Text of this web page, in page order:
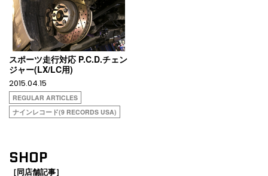
スポーツ走行対応 P.C.D.チェン
ジャー(LX/LC用)
2015.04.15
REGULAR ARTICLES
ナインレコード(9 RECORDS USA)
SHOP
［同店舗記事］